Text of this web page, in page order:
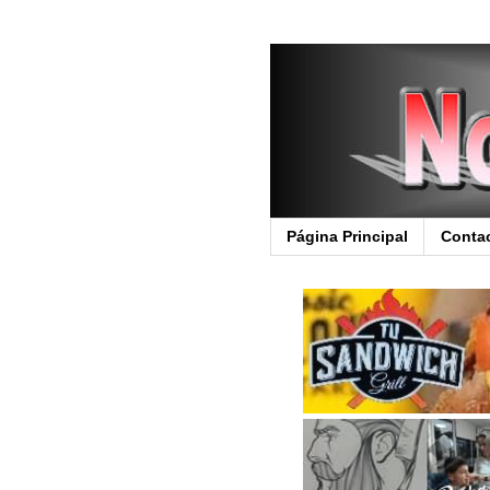
Página Principal